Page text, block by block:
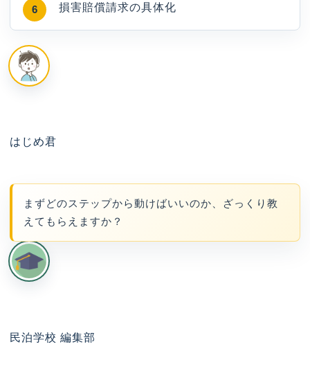
損害賠償請求の具体化
はじめ君
まずどのステップから動けばいいのか、ざっくり教
えてもらえますか？
民泊学校 編集部